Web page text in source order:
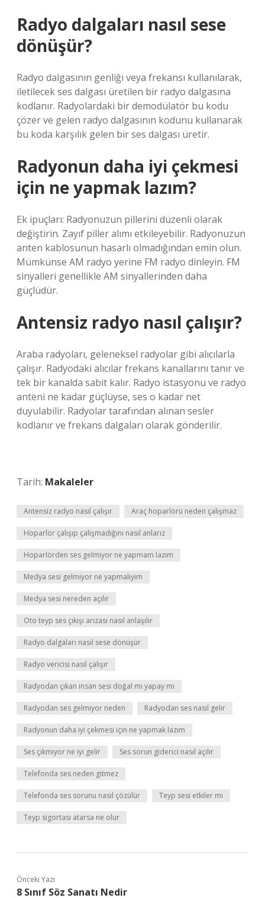
Radyo dalgaları nasıl sese
dönüşür?
Radyo dalgasının genliği veya frekansı kullanılarak,
iletilecek ses dalgası üretilen bir radyo dalgasına
kodlanır. Radyolardaki bir demodülatör bu kodu
çözer ve gelen radyo dalgasının kodunu kullanarak
bu koda karşılık gelen bir ses dalgası üretir.
Radyonun daha iyi çekmesi
için ne yapmak lazım?
Ek ipuçları: Radyonuzun pillerini düzenli olarak
değiştirin. Zayıf piller alımı etkileyebilir. Radyonuzun
anten kablosunun hasarlı olmadığından emin olun.
Mümkünse AM radyo yerine FM radyo dinleyin. FM
sinyalleri genellikle AM ​​sinyallerinden daha
güçlüdür.
Antensiz radyo nasıl çalışır?
Araba radyoları, geleneksel radyolar gibi alıcılarla
çalışır. Radyodaki alıcılar frekans kanallarını tanır ve
tek bir kanalda sabit kalır. Radyo istasyonu ve radyo
anteni ne kadar güçlüyse, ses o kadar net
duyulabilir. Radyolar tarafından alınan sesler
kodlanır ve frekans dalgaları olarak gönderilir.
Tarih: Makaleler
Antensiz radyo nasıl çalışır Araç hoparlörü neden çalışmaz
Hoparlör çalışıp çalışmadığını nasıl anlarız
Hoparlörden ses gelmiyor ne yapmam lazım
Medya sesi gelmiyor ne yapmalıyım
Medya sesi nereden açılır
Oto teyp ses çıkışı arızası nasıl anlaşılır
Radyo dalgaları nasıl sese dönüşür
Radyo vericisi nasıl çalışır
Radyodan çıkan insan sesi doğal mı yapay mı
Radyodan ses gelmiyor neden Radyodan ses nasıl gelir
Radyonun daha iyi çekmesi için ne yapmak lazım
Ses çıkmıyor ne iyi gelir Ses sorun giderici nasıl açılır
Telefonda ses neden gitmez
Telefonda ses sorunu nasıl çözülür Teyp sesi etkiler mi
Teyp sigortası atarsa ne olur
Önceki Yazı
8 Sınıf Söz Sanatı Nedir